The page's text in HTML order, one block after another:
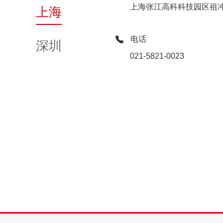
上海
深圳
上海张江高科科技园区祖
电话
021-5821-0023